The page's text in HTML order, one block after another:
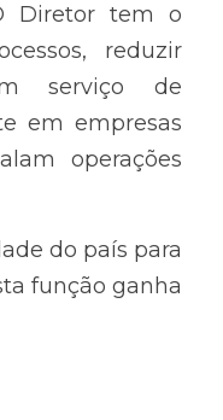
Diretor tem o
reduzir
serviço de
em empresas
operações
do país para
função ganha